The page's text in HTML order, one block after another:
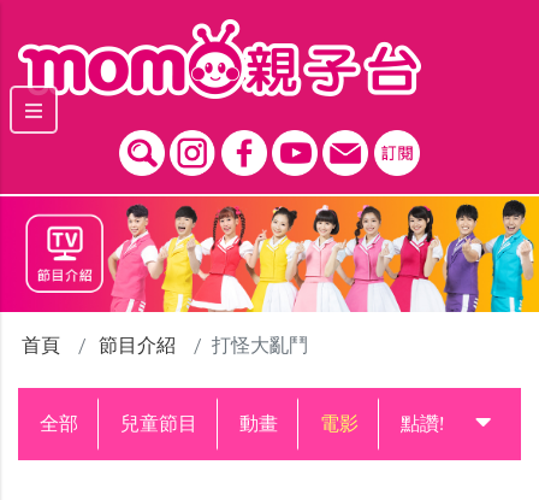
首頁 節目介紹 打怪大亂鬥
全部 兒童節目 動畫 電影 點讚!升級中